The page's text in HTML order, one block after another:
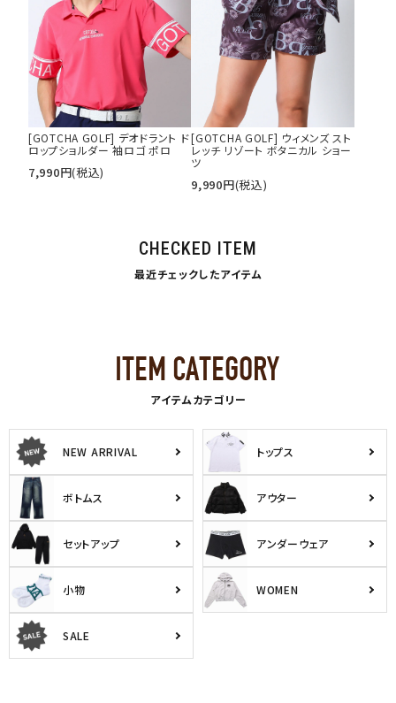
[GOTCHA GOLF] デオドラント ド
ロップショルダー 袖ロゴ ポロ
7,990円(税込)
[GOTCHA GOLF] ウィメンズ スト
レッチ リゾート ボタニカル ショー
ツ
9,990円(税込)
CHECKED ITEM
最近チェックしたアイテム
アイテムカテゴリー
NEW ARRIVAL トップス
ボトムス アウター
セットアップ アンダーウェア
小物 WOMEN
SALE